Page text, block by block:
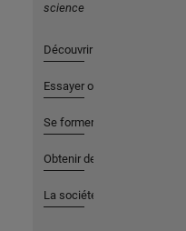
science
Découvrir les produits
Essayer ou acheter
Se former
Obtenir de l'aide
La société